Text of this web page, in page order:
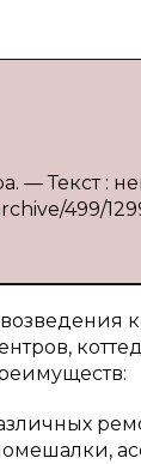
— Текст :
499/